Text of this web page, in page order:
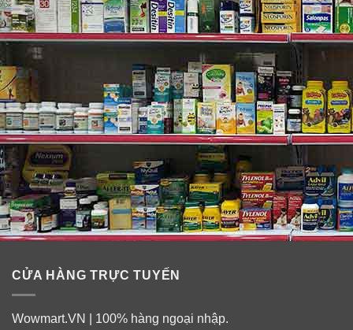
CỬA HÀNG TRỰC TUYẾN
Wowmart.VN | 100% hàng ngoại nhập.